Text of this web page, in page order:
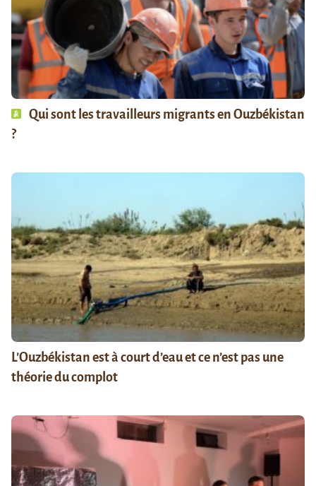
Qui sont les travailleurs migrants en Ouzbékistan
?
L’Ouzbékistan est à court d’eau et ce n’est pas une
théorie du complot